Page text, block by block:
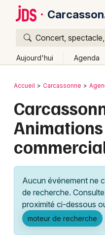
Concert,
Aujourd'hui Agenda
Publier un
Grands événements
Manifestations
Foires & salons
Bordeaux
Colmar
Lille
Lyon
Marseille
Mulhouse
Montpellier
Retour
Accueil Carcassonne
Animations
Aucun événement ne
de recherche.
proximité ci-dessous
moteur de recherche
Quoi ?
Où ?
Languedoc-Roussillon
Changer de lieu
Quand ?